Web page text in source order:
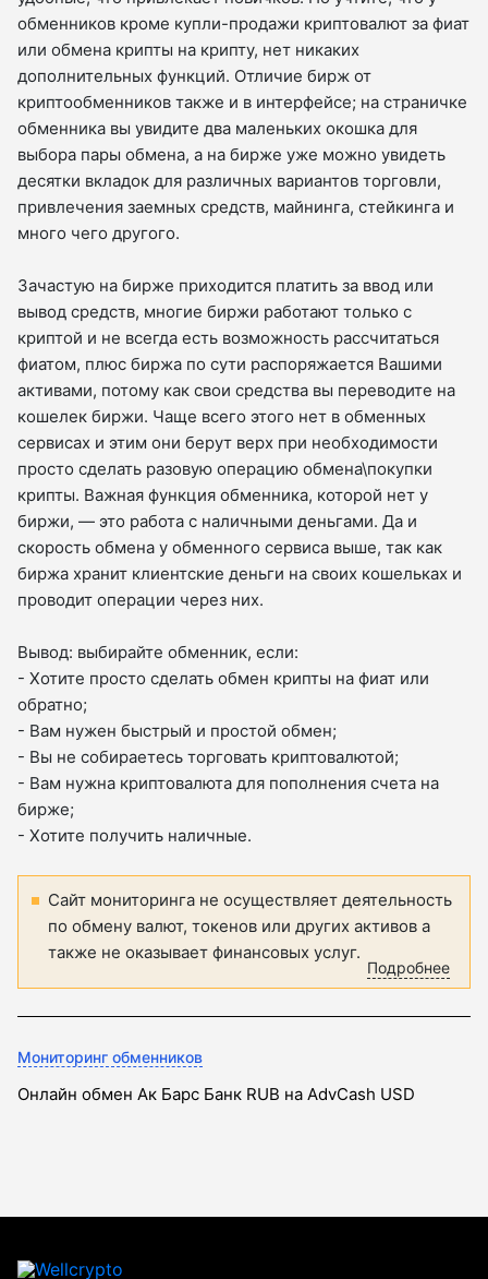
обменников кроме купли-продажи криптовалют за фиат
или обмена крипты на крипту, нет никаких
дополнительных функций. Отличие бирж от
криптообменников также и в интерфейсе; на страничке
обменника вы увидите два маленьких окошка для
выбора пары обмена, а на бирже уже можно увидеть
десятки вкладок для различных вариантов торговли,
привлечения заемных средств, майнинга, стейкинга и
много чего другого.
Зачастую на бирже приходится платить за ввод или
вывод средств, многие биржи работают только с
криптой и не всегда есть возможность рассчитаться
фиатом, плюс биржа по сути распоряжается Вашими
активами, потому как свои средства вы переводите на
кошелек биржи. Чаще всего этого нет в обменных
сервисах и этим они берут верх при необходимости
просто сделать разовую операцию обмена\покупки
крипты. Важная функция обменника, которой нет у
биржи, — это работа с наличными деньгами. Да и
скорость обмена у обменного сервиса выше, так как
биржа хранит клиентские деньги на своих кошельках и
проводит операции через них.
Вывод: выбирайте обменник, если:
- Хотите просто сделать обмен крипты на фиат или
обратно;
- Вам нужен быстрый и простой обмен;
- Вы не собираетесь торговать криптовалютой;
- Вам нужна криптовалюта для пополнения счета на
бирже;
- Хотите получить наличные.
Сайт мониторинга не осуществляет деятельность
по обмену валют, токенов или других активов а
также не оказывает финансовых услуг.
Подробнее
Мониторинг обменников
Онлайн обмен Ак Барс Банк RUB на AdvCash USD